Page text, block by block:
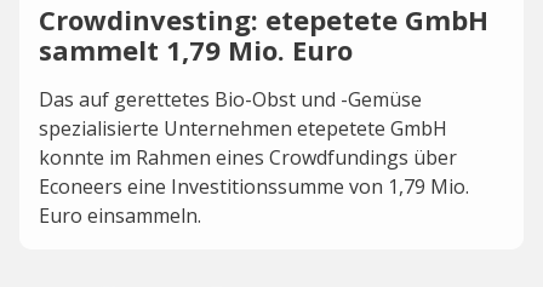
Crowdinvesting: etepetete GmbH
sammelt 1,79 Mio. Euro
Das auf gerettetes Bio-Obst und -Gemüse
spezialisierte Unternehmen etepetete GmbH
konnte im Rahmen eines Crowdfundings über
Econeers eine Investitionssumme von 1,79 Mio.
Euro einsammeln.